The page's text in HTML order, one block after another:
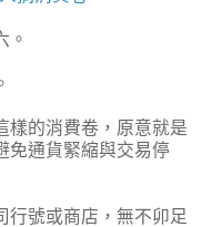
。
樣的消費卷，原意就是
免通貨緊縮與交易停
行號或商店，無不卯足